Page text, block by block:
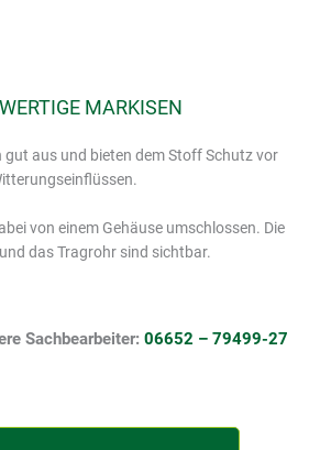
MARKISEN
gut aus und bieten dem Stoff Schutz vor
von einem Gehäuse umschlossen. Die
das Tragrohr sind sichtbar.
Sachbearbeiter: 06652 – 79499-27